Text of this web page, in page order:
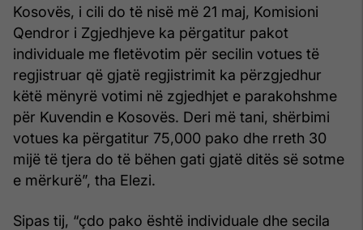
Kosovës, i cili do të nisë më 21 maj, Komisioni
Qendror i Zgjedhjeve ka përgatitur pakot
individuale me fletëvotim për secilin votues të
regjistruar që gjatë regjistrimit ka përzgjedhur
këtë mënyrë votimi në zgjedhjet e parakohshme
për Kuvendin e Kosovës. Deri më tani, shërbimi
votues ka përgatitur 75,000 pako dhe rreth 30
mijë të tjera do të bëhen gati gjatë ditës së sotme
e mërkurë”, tha Elezi.
Sipas tij, “çdo pako është individuale dhe secila